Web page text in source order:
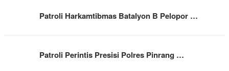
Patroli Harkamtibmas Batalyon B Pelopor …
Patroli Perintis Presisi Polres Pinrang …